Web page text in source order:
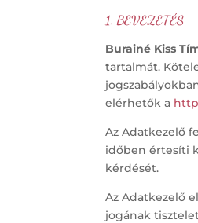
1. BEVEZETÉS
Burainé Kiss
tartalmát.
elérhetők a
Az Adatkezelő
időben értesíti
kérdését.
Az Adatkezelő
jogának